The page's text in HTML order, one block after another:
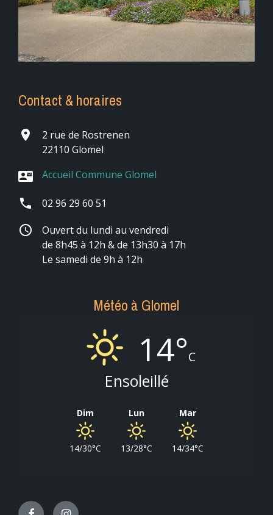
Contact & horaires
place
2 rue de Rostrenen
22110 Glomel
contact_mail Accueil Commune Glomel
phone 02 96 29 60 51
schedule
Ouvert du lundi au vendredi
de 8h45 à 12h & de 13h30 à 17h
Le samedi de 9h à 12h
Météo à Glomel
14°C
Ensoleillé
Dim
14/30°C
Lun
13/28°C
Mar
14/34°C